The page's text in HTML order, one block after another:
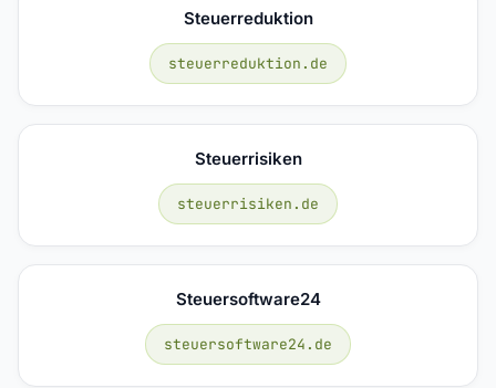
Steuerreduktion
steuerreduktion.de
Steuerrisiken
steuerrisiken.de
Steuersoftware24
steuersoftware24.de